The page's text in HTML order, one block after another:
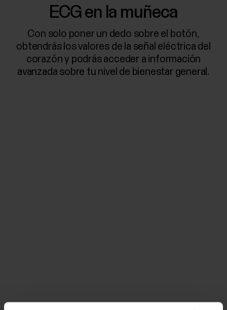
ECG en la muñeca
Con solo poner un dedo sobre el botón,
obtendrás los valores de la señal eléctrica del
corazón y podrás acceder a información
avanzada sobre tu nivel de bienestar general.